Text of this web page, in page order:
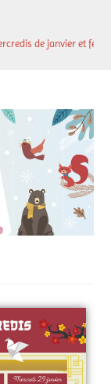
de janvier et